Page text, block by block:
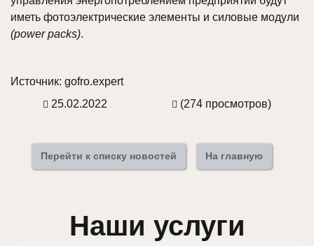
иметь фотоэлектрические элементы и силовые модули
(power packs).
Источник: gofro.expert
25.02.2022
(274 просмотров)
Перейти к списку новостей На главную
Наши услуги